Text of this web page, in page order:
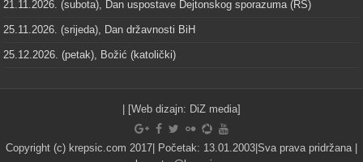
21.11.2026. (subota), Dan uspostave Dejtonskog sporazuma (RS)
25.11.2026. (srijeda), Dan državnosti BiH
25.12.2026. (petak), Božić (katolički)
| [Web dizajn: DiZ media]
Copyright (c) krepsic.com 2017| Početak: 13.01.2003|Sva prava pridržana |